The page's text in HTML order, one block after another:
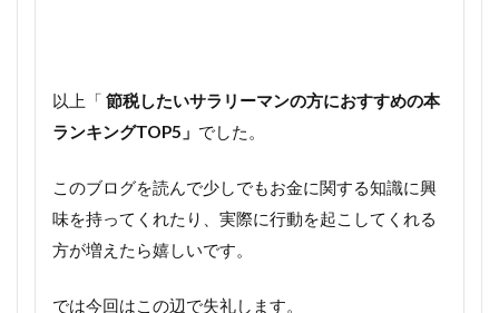
以上「 節税したいサラリーマンの方におすすめの本
ランキングTOP5」 でした。
このブログを読んで少しでもお金に関する知識に興
味を持ってくれたり、実際に行動を起こしてくれる
方が増えたら嬉しいです。
では今回はこの辺で失礼します。